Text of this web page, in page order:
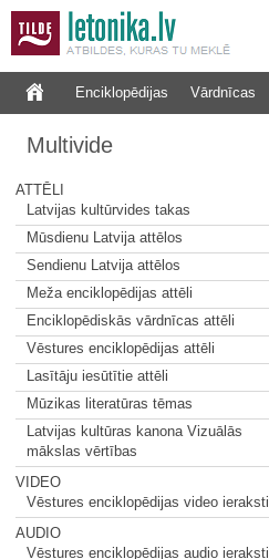
Enciklopēdijas Vārdnīcas
Multivide
ATTĒLI
Latvijas kultūrvides takas
Mūsdienu Latvija attēlos
Sendienu Latvija attēlos
Meža enciklopēdijas attēli
Enciklopēdiskās vārdnīcas attēli
Vēstures enciklopēdijas attēli
Lasītāju iesūtītie attēli
Mūzikas literatūras tēmas
Latvijas kultūras kanona Vizuālās
mākslas vērtības
VIDEO
Vēstures enciklopēdijas video ieraksti
AUDIO
Vēstures enciklopēdijas audio ieraksti